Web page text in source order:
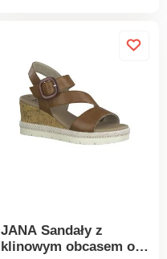
podeszwa. Wykonane
ze skóry pochodzącej z
garbarni z certyfikatem
Leather Working Group,
które zobowiązały się do
można zaimpregnować
niewielką ilością
JANA Sandały z
klinowym obcasem o